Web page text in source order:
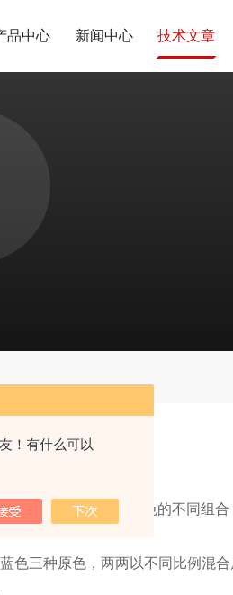
！有什么可以
品中心 新闻中心 技术文章
蓝色，通过三种颜色的不同组合
色三种原色，两两以不同比例混